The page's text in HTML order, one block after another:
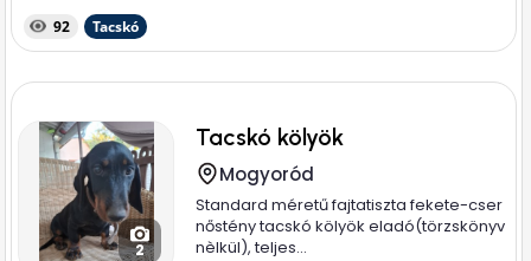
92 Tacskó
2
Tacskó kölyök
Mogyoród
Standard méretű fajtatiszta fekete-cser
nőstény tacskó kölyök eladó(törzskönyv
nèlkül), teljes...